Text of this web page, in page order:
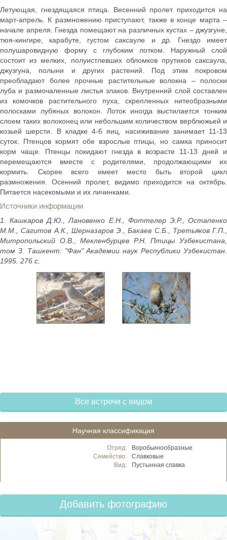
Летующая, гнездящаяся птица. Весенний пролет приходится на
март-апрель. К размножению приступают, также в конце марта –
начале апреля. Гнезда помещают на различных кустах – джузгуне,
тюя-кингире, карабуте, густом саксауле и др. Гнездо имеет
полушаровидную форму с глубоким лотком. Наружный слой
состоит из мелких, полуистлевших обломков прутиков саксаула,
джузгуна, полыни и других растений. Под этим покровом
преобладают более прочные растительные волокна – полоски
луба и размочаленные листья злаков. Внутренний слой составлен
из комочков растительного пуха, скрепленных нитеобразными
полосками лубяных волокон. Лоток иногда выстилается тонким
слоем таких волоконец или небольшим количеством верблюжьей и
козьей шерсти. В кладке 4-6 яиц, насиживание занимает 11-13
суток. Птенцов кормят обе взрослые птицы, но самка приносит
корм чаще. Птенцы покидают гнезда в возрасте 11-13 дней и
перемещаются вместе с родителями, продолжающими их
кормить. Скорее всего имеет место быть второй цикл
размножения. Осенний пролет, видимо приходится на октябрь.
Питается насекомыми и их личинками.
Источники информации
1. Кашкаров Д.Ю., Лановенко Е.Н., Фоттелер Э.Р., Остапенко
М.М., Сагитов А.К., Шерназаров Э., Бакаев С.Б., Третьяков Г.П.,
Митропольский О.В., Мекленбурцев Р.Н. Птицы Узбекистана,
том 3. Ташкент: "Фан" Академии наук Республики Узбекистан.
1995. 276 с.
Все встречи с видом
Научная классификация
Отряд:
Воробьинообразные
Семейство:
Славковые
Вид:
Пустынная славка
Добавить фотографию